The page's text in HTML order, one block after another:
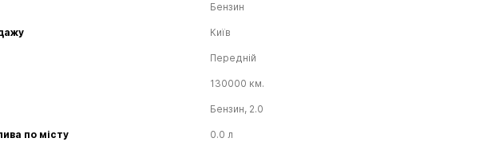
Бензин
Київ
Передній
130000 км.
Бензин, 2.0
по місту 0.0 л